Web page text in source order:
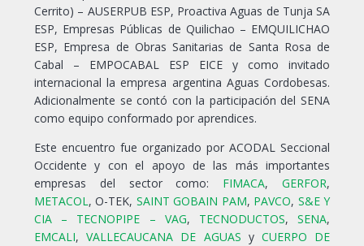
Cerrito) – AUSERPUB ESP, Proactiva Aguas de Tunja SA
ESP, Empresas Públicas de Quilichao – EMQUILICHAO
ESP, Empresa de Obras Sanitarias de Santa Rosa de
Cabal – EMPOCABAL ESP EICE y como invitado
internacional la empresa argentina Aguas Cordobesas.
Adicionalmente se contó con la participación del SENA
como equipo conformado por aprendices.
Este encuentro fue organizado por ACODAL Seccional
Occidente y con el apoyo de las más importantes
empresas del sector como: FIMACA,GERFOR,
METACOL, O-TEK, SAINT GOBAIN PAM, PAVCO, S&E Y
CIA – TECNOPIPE – VAG, TECNODUCTOS,SENA,
EMCALI,VALLECAUCANA DE AGUAS y CUERPO DE